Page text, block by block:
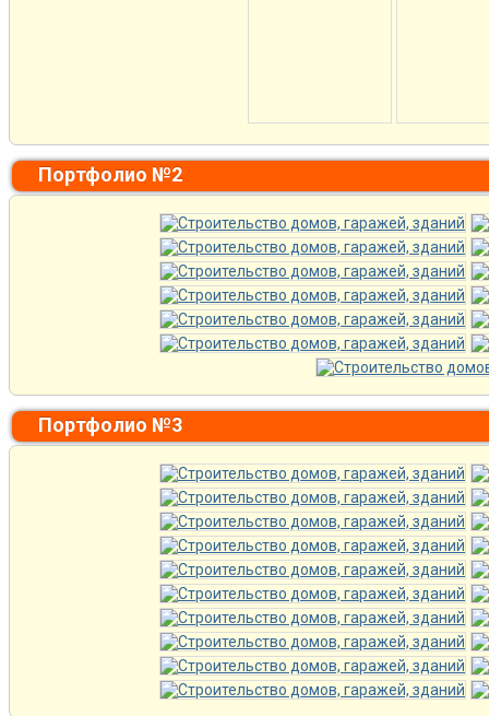
Портфолио №2
Портфолио №3